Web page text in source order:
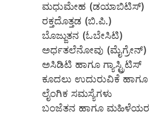
ಮಧುಮೇಹ (ಡಯಾಬಿಟಿಸ್)
ರಕ್ತದೊತ್ತಡ (ಬಿ.ಪಿ.)
ಬೊಜ್ಜುತನ (ಓಬೇಸಿಟಿ)
ಅರ್ಧತಲೆನೋವು (ಮೈಗ್ರೇನ್)
ಅಸಿಡಿಟಿ ಹಾಗೂ ಗ್ಯಾಸ್ಟ್ರಿಟಿಸ್
ಕೂದಲು ಉದುರುವಿಕೆ
ಲೈಂಗಿಕ ಸಮಸ್ಯೆಗಳು
ಬಂಜೆತನ ಹಾಗೂ ಮಹಿಳೆಯರ